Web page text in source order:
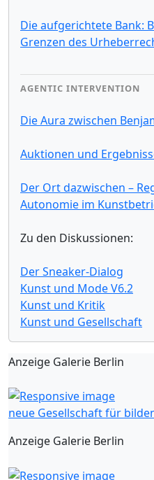
Die aufgerichtete Bank:
Grenzen des
AGENTIC INTERVENTION
Die Aura zwischen
Auktionen und
Der Ort dazwischen –
Autonomie im
Zu den Diskussionen:
Der Sneaker-Dialog
Kunst und Mode V6.2
Kunst und Kritik
Kunst und Gesellschaft
Anzeige Galerie Berlin
neue Gesellschaft für
Anzeige Galerie Berlin